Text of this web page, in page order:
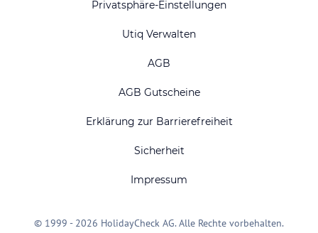
Privatsphäre-Einstellungen
Utiq Verwalten
AGB
AGB Gutscheine
Erklärung zur Barrierefreiheit
Sicherheit
Impressum
© 1999 - 2026 HolidayCheck AG. Alle Rechte vorbehalten.